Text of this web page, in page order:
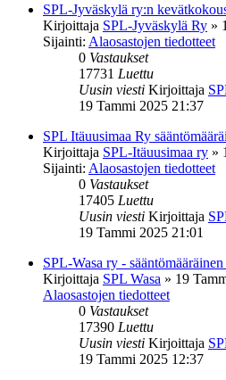
SPL-Jyväskylä ry:n
Kirjoittaja SPL-Jyväskylä Ry »
Sijainti: Alaosastojen tiedotteet
0 Vastaukset
17731 Luettu
Uusin viesti Kirjoittaja
19 Tammi 2025 21:37
SPL Itäuusimaa Ry
Kirjoittaja SPL-Itäuusimaa ry »
Sijainti: Alaosastojen tiedotteet
0 Vastaukset
17405 Luettu
Uusin viesti Kirjoittaja
19 Tammi 2025 21:01
SPL-Wasa ry -
Kirjoittaja SPL Wasa » 19
Alaosastojen tiedotteet
0 Vastaukset
17390 Luettu
Uusin viesti Kirjoittaja
19 Tammi 2025 12:37